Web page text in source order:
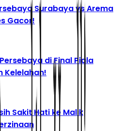
Surabaya vs Arema
Gacor!
di Final Piala
Kelelahan!
Sakit Hati ke Malik